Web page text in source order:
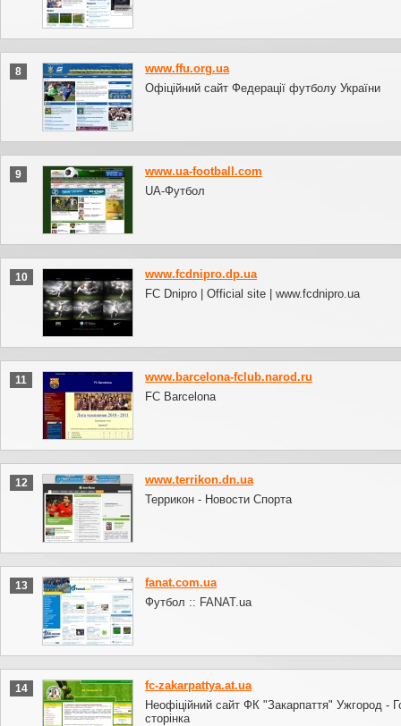
8
www.ffu.org.ua
Офіційний сайт Федерації футболу України
9
www.ua-football.com
UA-Футбол
10
www.fcdnipro.dp.ua
FC Dnipro | Official site | www.fcdnipro.ua
11
www.barcelona-fclub.narod.ru
FC Barcelona
12
www.terrikon.dn.ua
Террикон - Новости Спорта
13
fanat.com.ua
Футбол :: FANAT.ua
14
fc-zakarpattya.at.ua
Неофіційний сайт ФК "Закарпаття" Ужгород -
сторінка